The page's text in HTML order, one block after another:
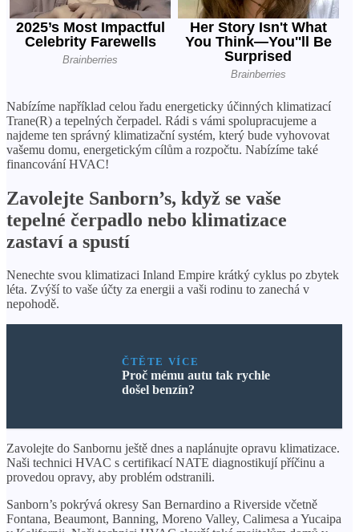
Nabízíme například celou řadu energeticky účinných klimatizací
Trane(R) a tepelných čerpadel. Rádi s vámi spolupracujeme a
najdeme ten správný klimatizační systém, který bude vyhovovat
vašemu domu, energetickým cílům a rozpočtu. Nabízíme také
financování HVAC!
Zavolejte Sanborn’s, když se vaše
tepelné čerpadlo nebo klimatizace
zastaví a spustí
Nenechte svou klimatizaci Inland Empire krátký cyklus po zbytek
léta. Zvýší to vaše účty za energii a vaši rodinu to zanechá v
nepohodě.
ČTĚTE VÍCE
Proč mému autu tak rychle
došel benzín?
Zavolejte do Sanbornu ještě dnes a naplánujte opravu klimatizace.
Naši technici HVAC s certifikací NATE diagnostikují příčinu a
provedou opravy, aby problém odstranili.
Sanborn’s pokrývá okresy San Bernardino a Riverside včetně
Fontana, Beaumont, Banning, Moreno Valley, Calimesa a Yucaipa